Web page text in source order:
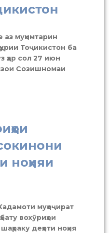
аз муҳимтарин
Тоҷикистон ба
ҳар сол 27 июн
Созишномаи
ноҳияи
муҳоҷират
вохӯриҳои
деҳоти ноҳия